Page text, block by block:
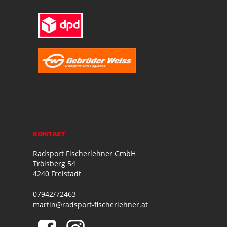
KONTAKT
Radsport Fischerlehner GmbH
Trölsberg 54
4240 Freistadt
07942/72463
martin@radsport-fischerlehner.at